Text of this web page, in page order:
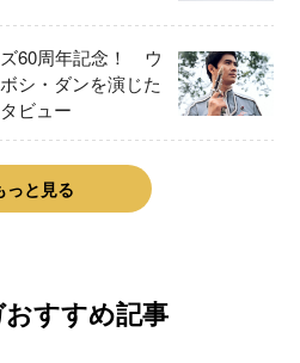
60周年記念！ ウ
シ・ダンを演じた
ビュー
っと見る
すすめ記事